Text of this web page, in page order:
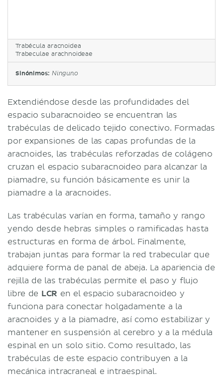
Trabécula aracnoidea
Trabeculae arachnoideae
Sinónimos: Ninguno
Extendiéndose desde las profundidades del
espacio subaracnoideo se encuentran las
trabéculas de delicado tejido conectivo. Formadas
por expansiones de las capas profundas de la
aracnoides, las trabéculas reforzadas de colágeno
cruzan el espacio subaracnoideo para alcanzar la
piamadre, su función básicamente es unir la
piamadre a la aracnoides.
Las trabéculas varían en forma, tamaño y rango
yendo desde hebras simples o ramificadas hasta
estructuras en forma de árbol. Finalmente,
trabajan juntas para formar la red trabecular que
adquiere forma de panal de abeja. La apariencia de
rejilla de las trabéculas permite el paso y flujo
libre de LCR en el espacio subaracnoideo y
funciona para conectar holgadamente a la
aracnoides y a la piamadre, así como estabilizar y
mantener en suspensión al cerebro y a la médula
espinal en un solo sitio. Como resultado, las
trabéculas de este espacio contribuyen a la
mecánica intracraneal e intraespinal.